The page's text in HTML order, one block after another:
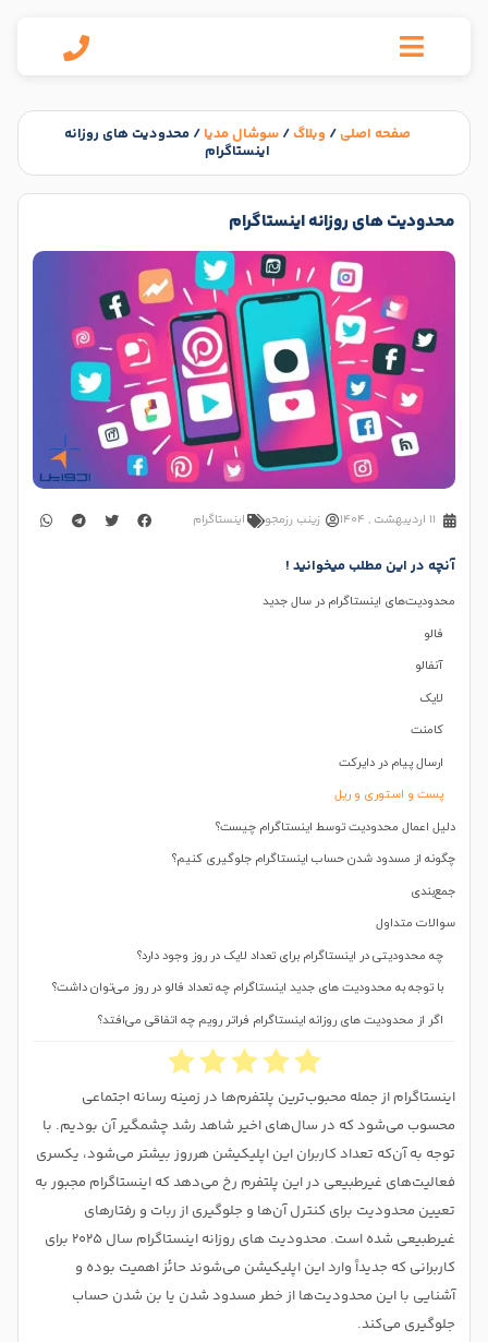
صفحه اصلی/ وبلاگ/سوشال مدیا /محدودیت‌ های روزانه
اینستاگرام
محدودیت‌ های روزانه اینستاگرام
11 اردیبهشت , 1404 زینب رزمجو اینستاگرام
آنچه در این مطلب میخوانید !
محدودیت‌های اینستاگرام در سال جدید
فالو
آنفالو
لایک
کامنت
ارسال پیام در دایرکت
پست و استوری و ریل
دلیل اعمال محدودیت توسط اینستاگرام چیست؟
چگونه از مسدود شدن حساب اینستاگرام جلوگیری کنیم؟
جمع‌بندی
سوالات متداول
چه محدودیتی در اینستاگرام برای تعداد لایک در روز وجود دارد؟
با توجه به محدودیت های جدید اینستاگرام چه تعداد فالو در روز می‌توان داشت؟
اگر از محدودیت‌ های روزانه اینستاگرام فراتر رویم چه اتفاقی می‌افتد؟
اینستاگرام از جمله محبوب‌ترین پلتفرم‌ها در زمینه رسانه اجتماعی
محسوب می‌شود که در سال‌های اخیر شاهد رشد چشمگیر آن بودیم. با
توجه به آن‌که تعداد کاربران این اپلیکیشن هرروز بیشتر می‌شود، یکسری
فعالیت‌های غیرطبیعی در این پلتفرم رخ می‌دهد که اینستاگرام مجبور به
تعیین محدودیت برای کنترل آن‌ها و جلوگیری از ربات و رفتارهای
غیرطبیعی شده است. محدودیت‌ های روزانه اینستاگرام سال 2025 برای
کاربرانی که جدیداً وارد این اپلیکیشن می‌شوند حائز اهمیت بوده و
آشنایی با این محدودیت‌ها از خطر مسدود شدن یا بن شدن حساب
جلوگیری می‌کند.